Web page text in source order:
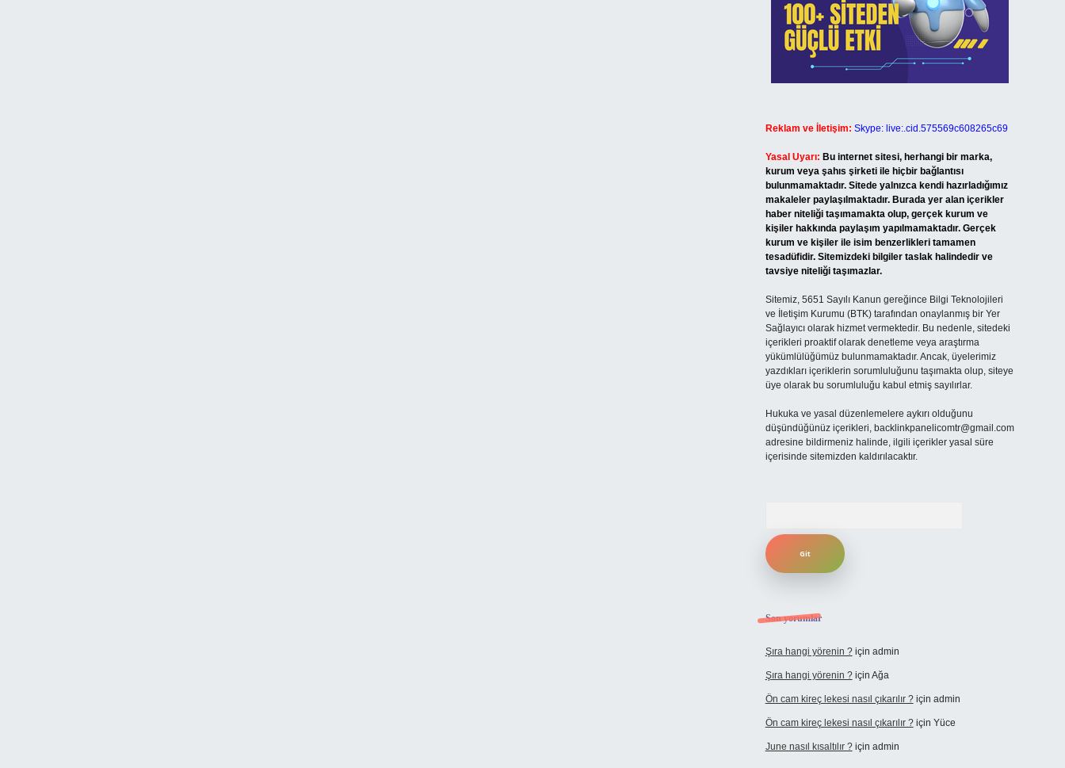
Reklam ve İletişim: Skype: live:.cid.575569c608265c69
Yasal Uyarı: Bu internet sitesi, herhangi bir marka,
kurum veya şahıs şirketi ile hiçbir bağlantısı
bulunmamaktadır. Sitede yalnızca kendi hazırladığımız
makaleler paylaşılmaktadır. Burada yer alan içerikler
haber niteliği taşımamakta olup, gerçek kurum ve
kişiler hakkında paylaşım yapılmamaktadır. Gerçek
kurum ve kişiler ile isim benzerlikleri tamamen
tesadüfidir. Sitemizdeki bilgiler taslak halindedir ve
tavsiye niteliği taşımazlar.
Sitemiz, 5651 Sayılı Kanun gereğince Bilgi Teknolojileri
ve İletişim Kurumu (BTK) tarafından onaylanmış bir Yer
Sağlayıcı olarak hizmet vermektedir. Bu nedenle, sitedeki
içerikleri proaktif olarak denetleme veya araştırma
yükümlülüğümüz bulunmamaktadır. Ancak, üyelerimiz
yazdıkları içeriklerin sorumluluğunu taşımakta olup, siteye
üye olarak bu sorumluluğu kabul etmiş sayılırlar.
Hukuka ve yasal düzenlemelere aykırı olduğunu
düşündüğünüz içerikleri, backlinkpanelicomtr@gmail.com
adresine bildirmeniz halinde, ilgili içerikler yasal süre
içerisinde sitemizden kaldırılacaktır.
Son yorumlar
Şıra hangi yörenin ?için admin
Şıra hangi yörenin ?için Ağa
Ön cam kireç lekesi nasıl çıkarılır ?için admin
Ön cam kireç lekesi nasıl çıkarılır ?için Yüce
June nasıl kısaltılır ?için admin